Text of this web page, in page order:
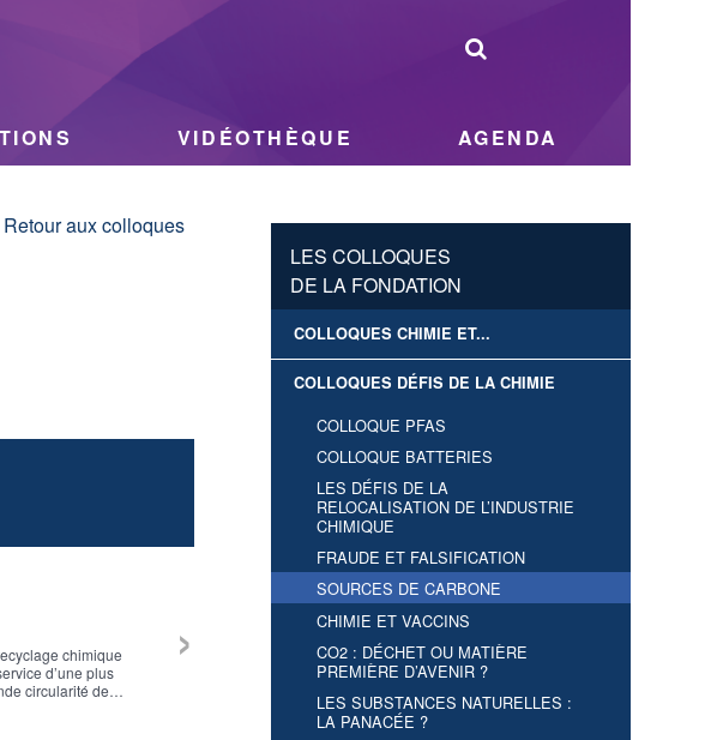
VIDÉOTHÈQUE AGENDA
aux colloques
chimique
d’une plus
circularité des
Questions-Réponses
Les acrylates
(Acrylonitrile et Acides
Jean-Luc DUBOIS
Les alcools : molécules
Angélique CHANAL
›
LES COLLOQUES
DE LA FONDATION
COLLOQUES CHIMIE ET...
COLLOQUES DÉFIS DE LA CHIMIE
COLLOQUE PFAS
COLLOQUE BATTERIES
LES DÉFIS DE LA
RELOCALISATION DE L’INDUSTRIE
CHIMIQUE
FRAUDE ET FALSIFICATION
SOURCES DE CARBONE
CHIMIE ET VACCINS
CO2 : DÉCHET OU MATIÈRE
PREMIÈRE D’AVENIR ?
LES SUBSTANCES NATURELLES :
LA PANACÉE ?